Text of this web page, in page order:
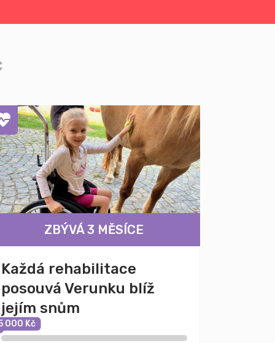
ZBÝVÁ 3 MĚSÍCE
Každá rehabilitace
posouvá Verunku blíž
jejím snům
000 Kč